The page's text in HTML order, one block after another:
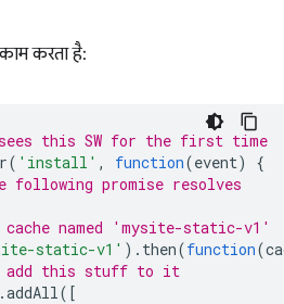
करता है:
this SW for the first time
( 'install' , function(event)
{
promise resolves
named 'mysite-static-v1'
static-v1' ). then(function(
add this stuff to it
.addAll([